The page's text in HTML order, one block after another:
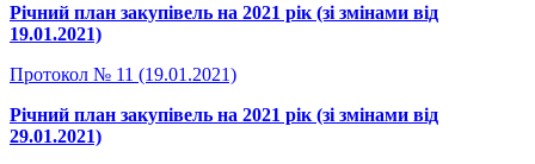
Річний план закупівель на 2021 рік (зі змінами від
19.01.2021)
Протокол № 11 (19.01.2021)
Річний план закупівель на 2021 рік (зі змінами від
29.01.2021)